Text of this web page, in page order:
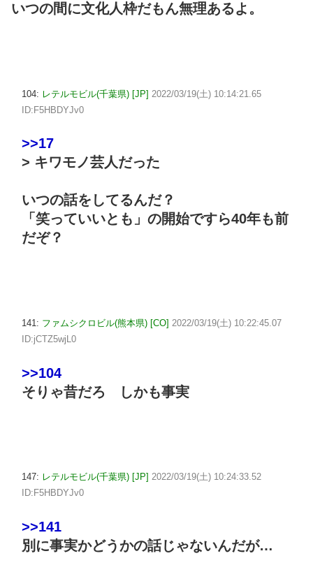
いつの間に文化人枠だもん無理あるよ。
104: レテルモビル(千葉県) [JP] 2022/03/19(土) 10:14:21.65
ID:F5HBDYJv0
>>17
> キワモノ芸人だった
いつの話をしてるんだ？
「笑っていいとも」の開始ですら40年も前
だぞ？
141: ファムシクロビル(熊本県) [CO] 2022/03/19(土) 10:22:45.07
ID:jCTZ5wjL0
>>104
そりゃ昔だろ しかも事実
147: レテルモビル(千葉県) [JP] 2022/03/19(土) 10:24:33.52
ID:F5HBDYJv0
>>141
別に事実かどうかの話じゃないんだが…